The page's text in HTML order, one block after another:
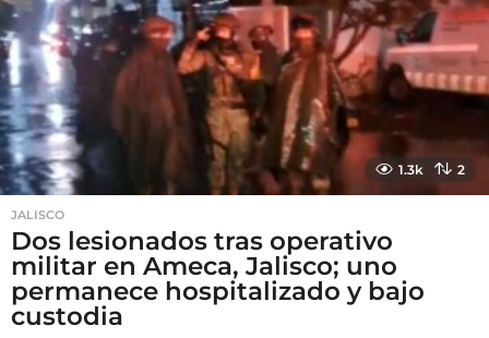
g
o
1.3k 2
JALISCO
Dos lesionados tras operativo
militar en Ameca, Jalisco; uno
permanece hospitalizado y bajo
custodia